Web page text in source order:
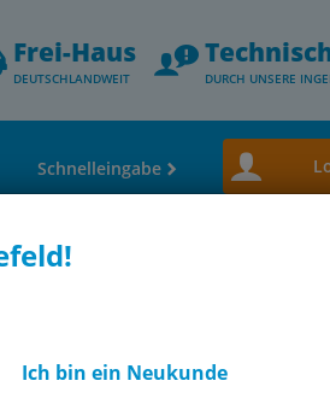
Ich bin ein Neukunde
Frei-Haus
DEUTSCHLANDWEIT DURCH UNSERE
Schnelleingabe
aus Polypropylen &